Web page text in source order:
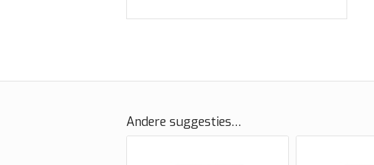
Andere suggesties…